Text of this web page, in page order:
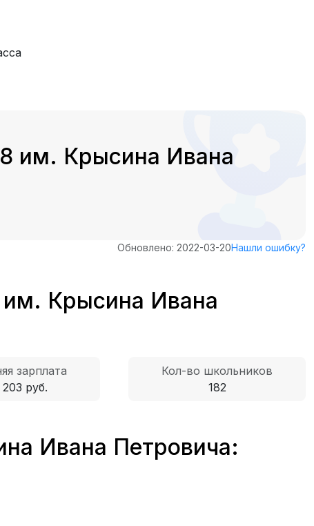
им. Крысина Ивана
Обновлено: 2022-03-20Нашли ошибку?
Крысина Ивана
зарплата
руб.
Кол-во школьников
182
Ивана Петровича: